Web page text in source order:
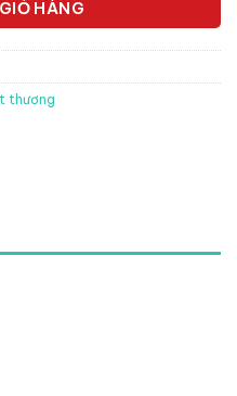
HÀNG
thương